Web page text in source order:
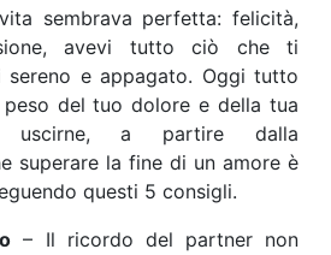
sembrava perfetta: felicità,
avevi tutto ciò che ti
sereno e appagato. Oggi tutto
del tuo dolore e della tua
uscirne, a partire dalla
superare la fine di un amore è
questi 5 consigli.
– Il ricordo del partner non